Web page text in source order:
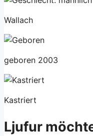
Wallach
geboren 2003
Kastriert
Ljufur